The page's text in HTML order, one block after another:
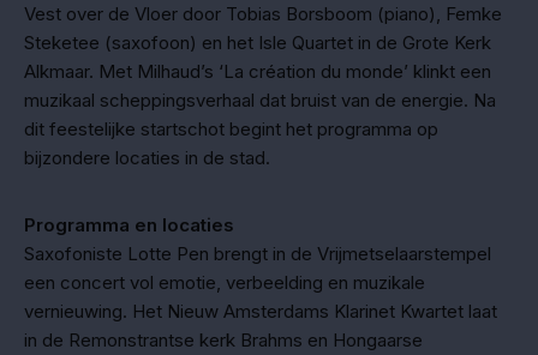
Vest over de Vloer door Tobias Borsboom (piano), Femke
Steketee (saxofoon) en het Isle Quartet in de Grote Kerk
Alkmaar. Met Milhaud’s ‘La création du monde’ klinkt een
muzikaal scheppingsverhaal dat bruist van de energie. Na
dit feestelijke startschot begint het programma op
bijzondere locaties in de stad.
Programma en locaties
Saxofoniste Lotte Pen brengt in de Vrijmetselaarstempel
een concert vol emotie, verbeelding en muzikale
vernieuwing. Het Nieuw Amsterdams Klarinet Kwartet laat
in de Remonstrantse kerk Brahms en Hongaarse